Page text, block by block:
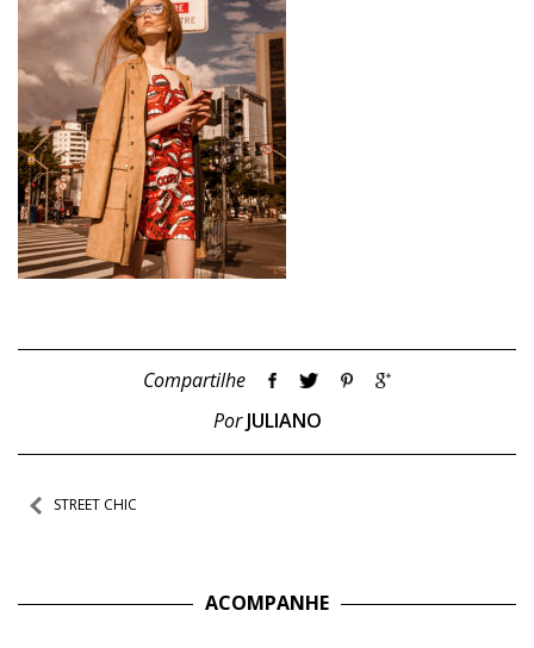
Compartilhe
PorJULIANO
Navegação
STREET CHIC
ACOMPANHE